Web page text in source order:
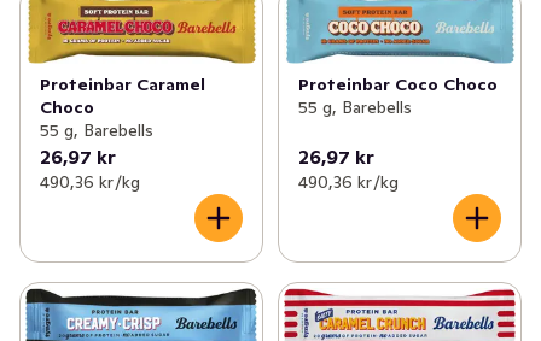
Proteinbar Caramel
Choco
55 g, Barebells
26,97 kr
490,36 kr /kg
Proteinbar Coco Choco
55 g, Barebells
26,97 kr
490,36 kr /kg